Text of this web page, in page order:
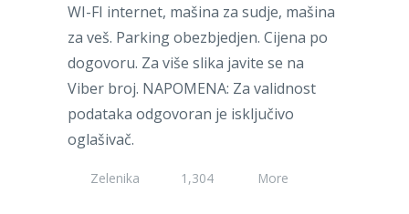
WI-FI internet, mašina za sudje, mašina
za veš. Parking obezbjedjen. Cijena po
dogovoru. Za više slika javite se na
Viber broj. NAPOMENA: Za validnost
podataka odgovoran je isključivo
oglašivač.
Zelenika 1,304 More